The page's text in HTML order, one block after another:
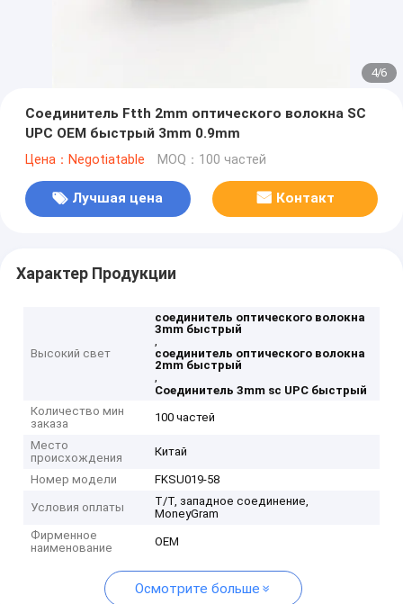
4/6
Соединитель Ftth 2mm оптического волокна SC
UPC OEM быстрый 3mm 0.9mm
Цена：Negotiatable MOQ：100 частей
Лучшая цена Контакт
Характер Продукции
Высокий свет
соединитель оптического волокна
3mm быстрый
,
соединитель оптического волокна
2mm быстрый
,
Соединитель 3mm sc UPC быстрый
Количество мин
заказа
100 частей
Место
происхождения
Китай
Номер модели FKSU019-58
Условия оплаты
T/T, западное соединение,
MoneyGram
Фирменное
наименование
OEM
Осмотрите больше